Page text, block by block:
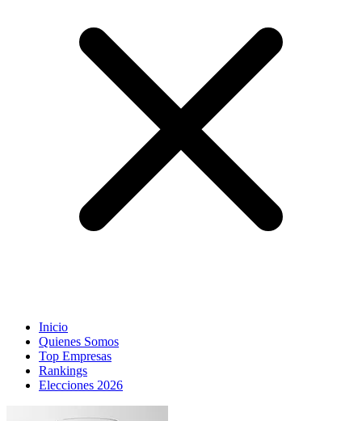
Inicio
Quienes Somos
Top Empresas
Rankings
Elecciones 2026